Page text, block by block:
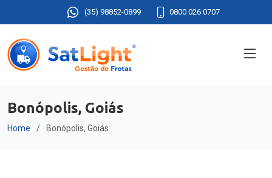
(35) 98852-0899 0800 026 0707
Bonópolis, Goiás
Home Bonópolis, Goiás